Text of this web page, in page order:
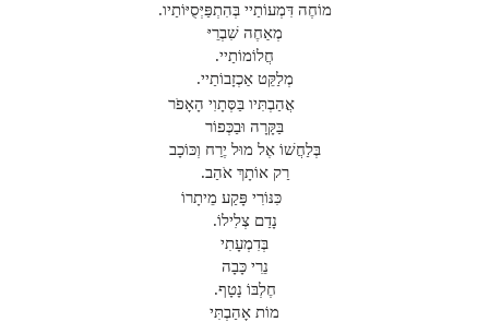
מוֹחֶה דִּמְעוֹתַיי בְּהִתְפַּיְּסֻיּוֹתַיו.
מְאַחֶה שִׁבְרֵיּ
חֲלוֹמוֹתַיי.
מְלַקֵּט אַכְזָבוֹתַיי.
אֲהַבְתִּיו בַּסְּתָוִי הָאָפֹר
בַּקָּרָה וּבַכְּפוֹר
בְּלַחֲשׁוֹ אֶל מוּל יֶרַח וְכּוֹכָב
רַק אוֹתָךְ אֹהַב.
כִּנּוֹרִי פָּקַע מֵיתָרוֹ
נָדַם צְלִילוֹ.
בְּדִמְעָתִי
נֵרִי כָּבָה
חֶלְבּוֹ נָטָף.
מוֹת אָהַבְתִּי